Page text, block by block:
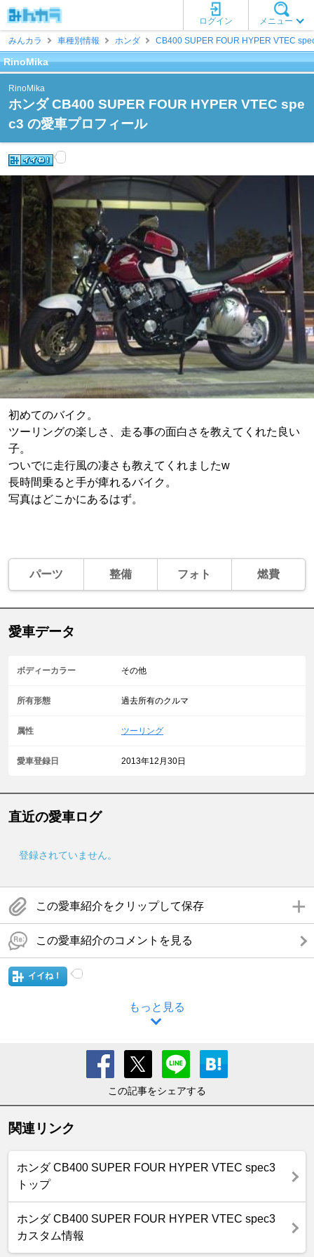
メニュー
ログイン
みんカラ
車種別情報 ホンダ CB400 SUPER FOUR HYPER VTEC
RinoMika
RinoMika
ホンダ CB400 SUPER FOUR HYPER VTEC spe
c3 の愛車プロフィール
初めてのバイク。
ツーリングの楽しさ、走る事の面白さを教えてくれた良い
子。
ついでに走行風の凄さも教えてくれましたw
長時間乗ると手が痺れるバイク。
写真はどこかにあるはず。
パーツ 整備 フォト 燃費
愛車データ
ボディーカラー その他
所有形態 過去所有のクルマ
属性 ツーリング
愛車登録日 2013年12月30日
直近の愛車ログ
登録されていません。
この愛車紹介をクリップして保存
この愛車紹介のコメントを見る
イイね！
もっと見る
この記事をシェアする
関連リンク
ホンダ CB400 SUPER FOUR HYPER VTEC spec3
トップ
ホンダ CB400 SUPER FOUR HYPER VTEC spec3
カスタム情報